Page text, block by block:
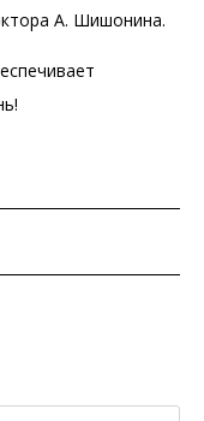
А. Шишонина.